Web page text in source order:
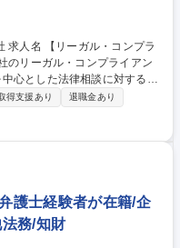
心とした法律相談に対する助
査、訴訟関連業務、知的財産
ループリーダーとなります。
般 【職位レベル】シニアアソ
得支援あり
退職金あり
護士経験者が在籍/企
務/知財